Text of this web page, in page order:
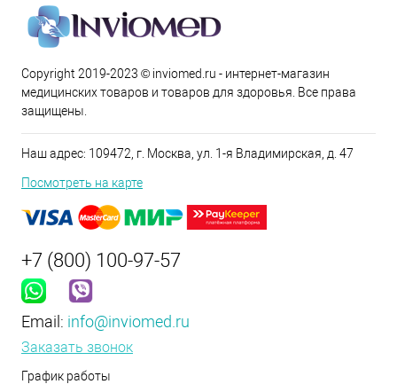
Copyright 2019-2023 © inviomed.ru - интернет-магазин
медицинских товаров и товаров для здоровья. Все права
защищены.
Наш адрес: 109472, г. Москва, ул. 1-я Владимирская, д. 47
Посмотреть на карте
+7 (800) 100-97-57
Email: info@inviomed.ru
Заказать звонок
График работы